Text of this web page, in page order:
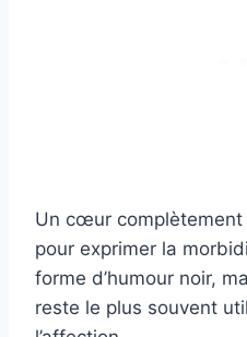
Un cœur complètement
pour exprimer la
forme d’humour noir,
reste le plus souvent